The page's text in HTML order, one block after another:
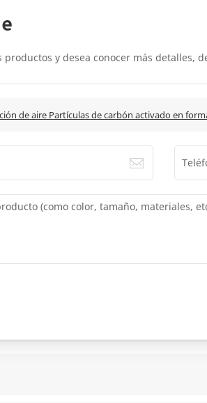
productos y desea conocer más detalles,
de aire Partículas de carbón activado en